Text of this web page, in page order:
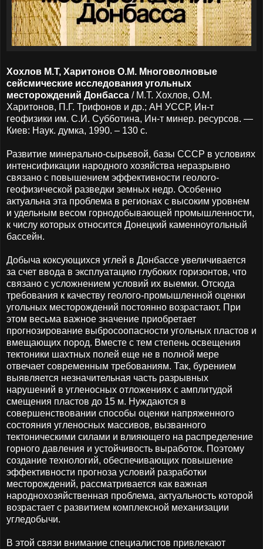
Хохлов М.Т, Харитонов О.М. Многоволновые
сейсмические исследования угольных
месторождений Донбасса / М.Т. Хохлов, О.М.
Харитонов, П.Г. Трифонов и др.; АН УССР, Ин-т
геофизики им. С.И. Субботина, Ин-т минер. ресурсов. —
Киев: Наук. думка, 1990. – 130 с.
Развитие минерально-сырьевой, базы СССР в условиях
интенсификации народного хозяйства неразрывно
связано с повышением эффективности геолого-
геофизической разведки земных недр. Особенно
актуальна эта проблема в регионах с высоким уровнем
и удельным весом горнодобывающей промышленности,
к числу которых относится Донецкий каменноугольный
бассейн.
Добыча коксующихся углей в Донбассе увеличивается
за счет ввода в эксплуатацию глубоких горизонтов, что
связано с усложнением условий их выемки. Отсюда
требования к качеству геолого-промышленной оценки
угольных месторождений постоянно возрастают. При
этом весьма важное значение приобретает
прогнозирование выбросоопасности угольных пластов и
вмещающих пород. Вместе с тем степень освещения
тектоники шахтных полей еще не в полной мере
отвечает современным требованиям. Так, бурением
выявляется незначительная часть разрывных
нарушений в угленосных отложениях с амплитудой
смещения пластов до 15 м. Нуждаются в
совершенствовании способы оценки напряженного
состояния угленосных массивов, вызванного
тектоническими силами и влияющего на распределение
горного давления и устойчивость выработок. Поэтому
создание технологий, обеспечивающих повышение
эффективности прогноза условий разработки
месторождений, рассматривается как важная
народнохозяйственная проблема, актуальность которой
возрастает с развитием комплексной механизации
угледобычи.
В этой связи внимание специалистов привлекают